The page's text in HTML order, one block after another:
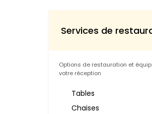
Services de
Options de restauration et
votre réception
Tables
Chaises